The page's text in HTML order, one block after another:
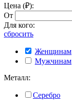
Цена (₽):
От
Для кого:
сбросить
Женщинам
Мужчинам
Металл:
Серебро